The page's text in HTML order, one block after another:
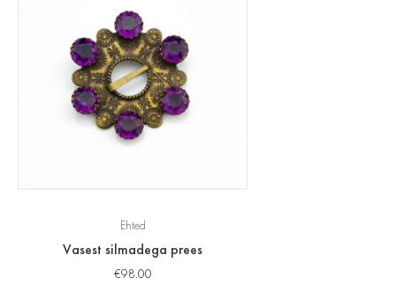
Ehted
Vasest silmadega prees
€98.00